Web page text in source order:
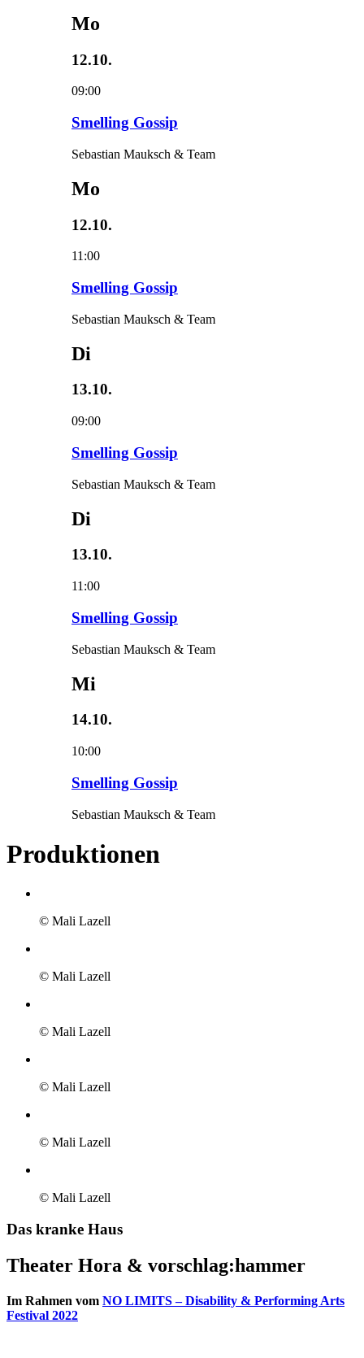
Mo
12.10.
09:00
Smelling Gossip
Sebastian Mauksch & Team
Mo
12.10.
11:00
Smelling Gossip
Sebastian Mauksch & Team
Di
13.10.
09:00
Smelling Gossip
Sebastian Mauksch & Team
Di
13.10.
11:00
Smelling Gossip
Sebastian Mauksch & Team
Mi
14.10.
10:00
Smelling Gossip
Sebastian Mauksch & Team
Produktionen
© Mali Lazell
© Mali Lazell
© Mali Lazell
© Mali Lazell
© Mali Lazell
© Mali Lazell
Das kranke Haus
Theater Hora & vorschlag:hammer
Im Rahmen vom NO LIMITS – Disability & Performing Arts
Festival 2022